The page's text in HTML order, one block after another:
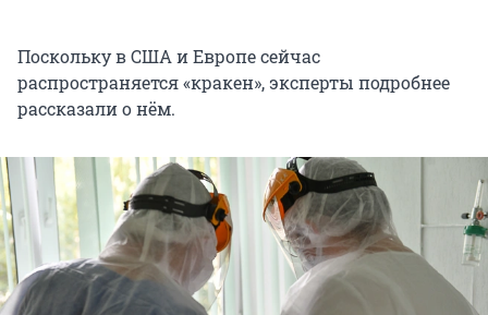
Поскольку в США и Европе сейчас
распространяется «кракен», эксперты подробнее
рассказали о нём.